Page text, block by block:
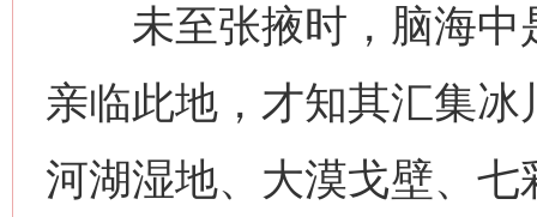
未至张掖时，脑海中
亲临此地，才知其汇集
河湖湿地、大漠戈壁、